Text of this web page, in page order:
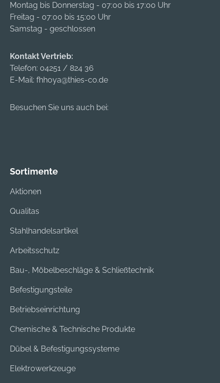
Montag bis Donnerstag - 07:00 bis 17:00 Uhr
Freitag - 07:00 bis 15:00 Uhr
Samstag - geschlossen
Kontakt Vertrieb:
Telefon: 04251 / 824 36
E-Mail: fhhoya@thies-co.de
Besuchen Sie uns auch bei:
Sortimente
Aktionen
Qualitas
Stahlhandelsartikel
Arbeitsschutz
Bau-, Möbelbeschläge & Schließtechnik
Befestigungsteile
Betriebseinrichtung
Chemische & Technische Produkte
Dübel & Befestigungssysteme
Elektrowerkzeuge